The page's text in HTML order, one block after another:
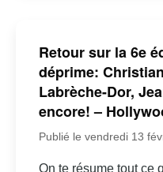
Retour sur la 6e
déprime:
Labrèche-Dor,
encore! –
Publié le vendredi 13
On te résume tout ce